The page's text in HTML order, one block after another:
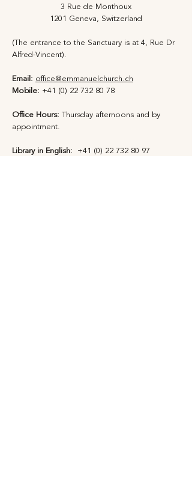
3 Rue de Monthoux
1201 Geneva, Switzerland
(The entrance to the Sanctuary is at 4, Rue Dr
Alfred-Vincent).
Email: office@emmanuelchurch.ch
Mobile: +41 (0) 22 732 80 78
Office Hours: Thursday afternoons and by
appointment​.
Library in English: +41 (0) 22 732 80 97